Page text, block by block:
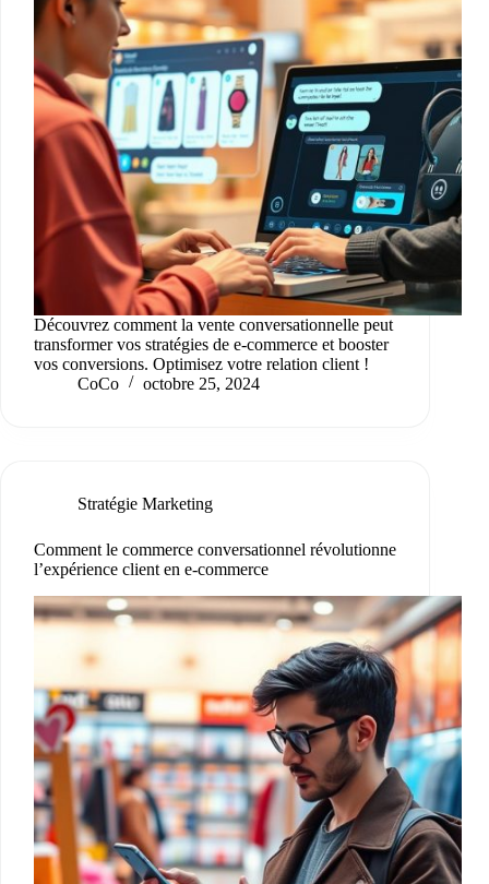
Découvrez comment la vente conversationnelle peut
transformer vos stratégies de e-commerce et booster
vos conversions. Optimisez votre relation client !
CoCo
octobre 25, 2024
Stratégie Marketing
Comment le commerce conversationnel révolutionne
l’expérience client en e-commerce